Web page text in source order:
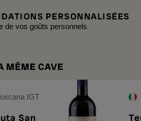
PERSONNALISÉES
de vos goûts personnels
MÊME CAVE
IGT
San